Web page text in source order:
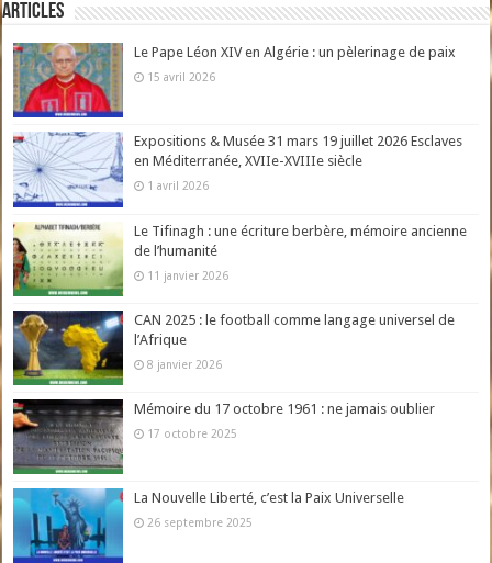
Articles
Le Pape Léon XIV en Algérie : un pèlerinage de paix
15 avril 2026
Expositions & Musée 31 mars 19 juillet 2026 Esclaves
en Méditerranée, XVIIe-XVIIIe siècle
1 avril 2026
Le Tifinagh : une écriture berbère, mémoire ancienne
de l’humanité
11 janvier 2026
CAN 2025 : le football comme langage universel de
l’Afrique
8 janvier 2026
Mémoire du 17 octobre 1961 : ne jamais oublier
17 octobre 2025
La Nouvelle Liberté, c’est la Paix Universelle
26 septembre 2025